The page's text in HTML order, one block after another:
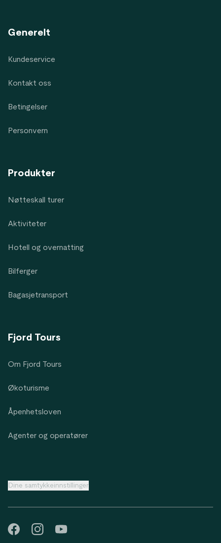
Generelt
Kundeservice
Kontakt oss
Betingelser
Personvern
Produkter
Nøtteskall turer
Aktiviteter
Hotell og overnatting
Bilferger
Bagasjetransport
Fjord Tours
Om Fjord Tours
Økoturisme
Åpenhetsloven
Agenter og operatører
Dine samtykkeinnstillinger